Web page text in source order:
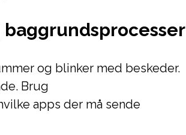
og blinker med beskeder.
Brug
apps der må sende